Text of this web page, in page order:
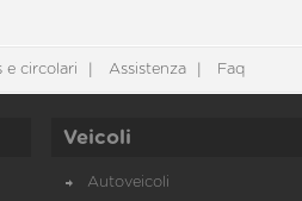
e circolari Assistenza Faq
Veicoli
Autoveicoli